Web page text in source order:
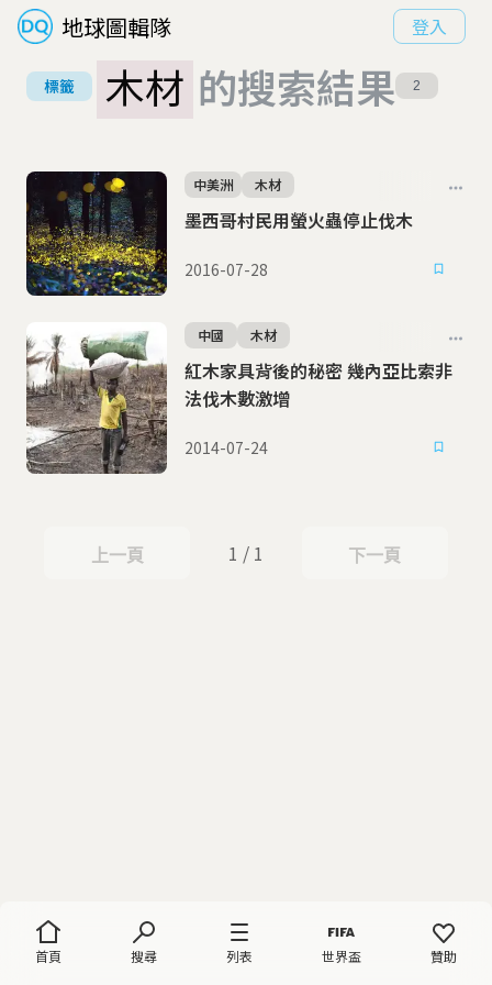
地球圖輯隊 登入
首頁 搜尋 列表 世界盃 贊助
標籤 木材 的搜索結果 2
墨西哥村民用螢火蟲停止伐木
中美洲 木材
2016-07-28
紅木家具背後的秘密 幾內亞比索非
法伐木數激增
中國 木材
2014-07-24
上一頁
上一頁 1 / 1 下一頁
下一頁